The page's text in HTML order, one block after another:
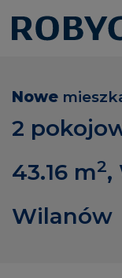
Nowe
2
43.16 m2,
Wilanów